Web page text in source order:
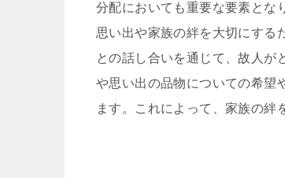
分配においても重要な要素とな
思い出や家族の絆を大切にする
との話し合いを通じて、故人が
や思い出の品物についての希望
ます。これによって、家族の絆